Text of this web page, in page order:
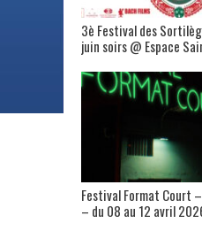
3è Festival des
juin soirs @ Espace
Festival Format Court
– du 08 au 12 avril